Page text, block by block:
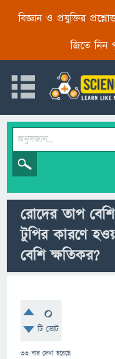
বিজ্ঞান ও প্রযুক্তির
জিতে নিন
রোদের তাপ
টুপির কারণে
বেশি ক্ষতিকর?
0
টি ভোট
33 বার দেখা হয়েছে